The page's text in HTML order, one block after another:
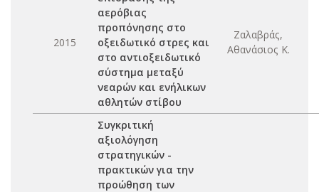
2015
αερόβιας
προπόνησης στο
οξειδωτικό στρες και
στο αντιοξειδωτικό
σύστημα μεταξύ
νεαρών και ενήλικων
αθλητών στίβου
Ζαλαβράς,
Αθανάσιος Κ.
Συγκριτική
αξιολόγηση
στρατηγικών -
πρακτικών για την
προώθηση των